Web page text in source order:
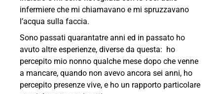
infermiere che mi chiamavano e mi spruzzavano
l’acqua sulla faccia.
Sono passati quarantatre anni ed in passato ho
avuto altre esperienze, diverse da questa: ho
percepito mio nonno qualche mese dopo che venne
a mancare, quando non avevo ancora sei anni, ho
percepito presenze vive, e ho un rapporto particolare